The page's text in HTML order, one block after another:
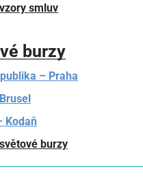
smluv
burzy
– Praha
Kodaň
burzy